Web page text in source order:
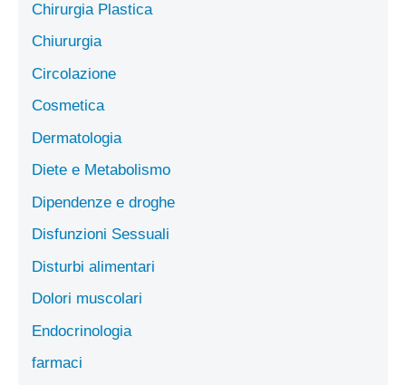
Chirurgia Plastica
Chiururgia
Circolazione
Cosmetica
Dermatologia
Diete e Metabolismo
Dipendenze e droghe
Disfunzioni Sessuali
Disturbi alimentari
Dolori muscolari
Endocrinologia
farmaci